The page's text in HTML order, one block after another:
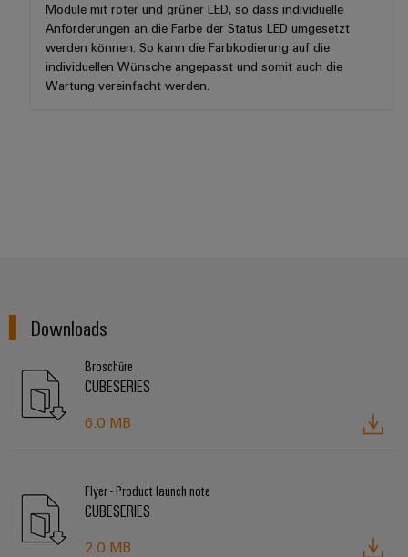
Module mit roter und grüner LED, so dass individuelle
Anforderungen an die Farbe der Status LED umgesetzt
werden können. So kann die Farbkodierung auf die
individuellen Wünsche angepasst und somit auch die
Wartung vereinfacht werden.
Downloads
Broschüre
CUBESERIES
6.0 MB
Flyer - Product launch note
CUBESERIES
2.0 MB